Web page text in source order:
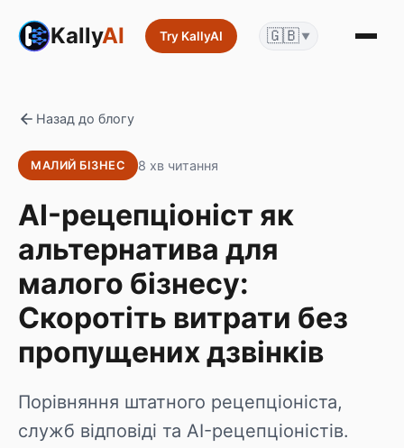
KallyAI Try KallyAI 🇬🇧 ▼
Назад до блогу
МАЛИЙ БІЗНЕС 8 хв читання
AI-рецепціоніст як
альтернатива для
малого бізнесу:
Скоротіть витрати без
пропущених дзвінків
Порівняння штатного рецепціоніста,
служб відповіді та AI-рецепціоністів.